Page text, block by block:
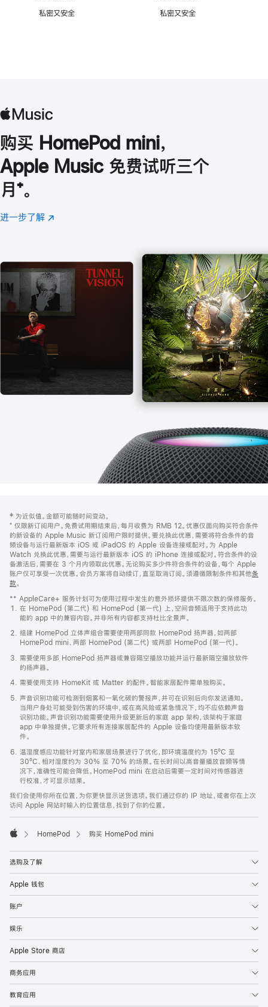
私密又安全 私密又安全
购买 HomePod mini，
Apple Music 免费试听三个
月 脚
注
⁺。
进一步了解 Apple
(在
口
中
打
开)
页
页
脚
注
‡ 为近似值。金额可能随时间变动。
⁺ 仅限新订阅用户。免费试用期结束后，每月收费为 RMB 12。优惠仅面向购买符合条件
的新设备的 Apple Music 新订阅用户限时提供。要兑换此优惠，需要将符合条件的音
频设备与运行最新版本 iOS 或 iPadOS 的 Apple 设备连接或配对。为 Apple
Watch 兑换此优惠，需要与运行最新版本 iOS 的 iPhone 连接或配对。符合条件的设
备激活后，需要在 3 个月内领取此优惠。无论购买多少件符合条件的设备，每个 Apple
账户仅可享受一次优惠。会员方案将自动续订，直至取消订阅。须遵循限制条件和其他条
款。
窗
口
中
打
开)
** AppleCare+ 服务计划可为使用过程中发生的意外损坏提供不限次数的保修服务。
在 HomePod (第二代) 和 HomePod (第一代) 上，空间音频适用于支持此功
能的 app 中的兼容内容。并非所有内容都支持杜比全景声。
组建 HomePod 立体声组合需要使用两部同款 HomePod 扬声器，如两部
HomePod mini、两部 HomePod (第二代) 或两部 HomePod (第一代)。
需要使用多部 HomePod 扬声器或兼容隔空播放功能并运行最新隔空播放软件
的扬声器。
需要使用支持 HomeKit 或 Matter 的配件。智能家居配件需单独购买。
声音识别功能可检测到烟雾和一氧化碳的警报声，并可在识别后向你发送通知。
当用户身处可能受到伤害的环境中，或在高风险或紧急情况下，均不应依赖声音
识别功能。声音识别功能需要使用升级更新后的家庭 app 架构，该架构于家庭
app 中单独提供。它要求所有连接家居配件的 Apple 设备均使用最新版本软
件。
温湿度感应功能针对室内和家居场景进行了优化，即环境温度约为 15ºC 至
30ºC、相对湿度约为 30% 至 70% 的场景。在长时间以高音量播放音频等情
况下，准确性可能会降低。HomePod mini 在启动后需要一定时间对传感器进
行校准，才可显示结果。
我们会使用你所在位置，为你更快显示送货选项。我们通过你的 IP 地址，或者你在上次
访问 Apple 网站时输入的位置信息，找到了你的位置。
HomePod 购买 HomePod mini
选购及了解
Apple 钱包
账户
娱乐
Apple Store 商店
商务应用
教育应用